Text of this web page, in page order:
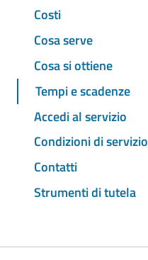
Costi
Cosa serve
Cosa si ottiene
Tempi e scadenze
Accedi al servizio
Condizioni di servizio
Contatti
Strumenti di tutela